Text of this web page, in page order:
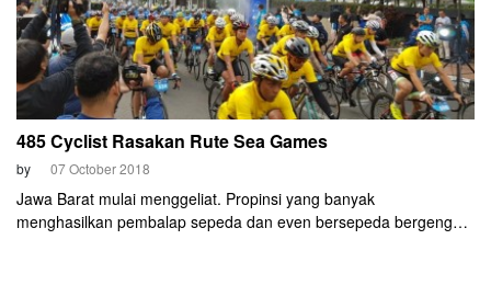
485 Cyclist Rasakan Rute Sea Games
by 07 October 2018
Jawa Barat mulai menggeliat. Propinsi yang banyak
menghasilkan pembalap sepeda dan even bersepeda bergengsi